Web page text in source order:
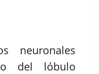
neuronales
del lóbulo